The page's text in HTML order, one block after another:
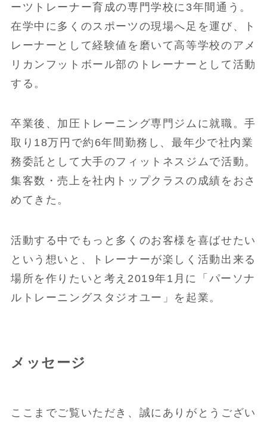
ーツトレーナー育成の専門学校に3年間通う。
在学中に多くのスポーツの現場へ足を運び、ト
レーナーとして経験値を磨いて高等学校のアメ
リカンフットボール部のトレーナーとして活動
する。
卒業後、加圧トレーニング専門ジムに就職。手
取り18万円で約6年間勤務し、最年少で社内業
務委託として大手のフィットネスジムで活動。
集客数・売上を社内トップクラスの成績をおさ
めてきた。
活動する中でもっと多くのお客様を喜ばせたい
という想いと、トレーナーが楽しく活動出来る
場所を作りたいと考え2019年1月に「パーソナ
ルトレーニングスタジオユー」を起業。
メッセージ
ここまでご覧いただき、誠にありがとうござい